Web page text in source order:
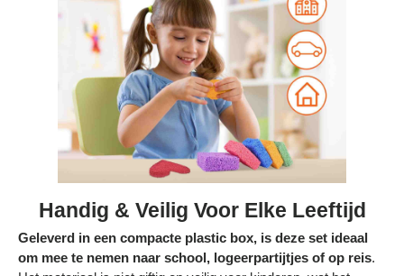
Handig & Veilig Voor Elke Leeftijd
Geleverd in een compacte plastic box, is deze set ideaal
om mee te nemen naar school, logeerpartijtjes of op reis.